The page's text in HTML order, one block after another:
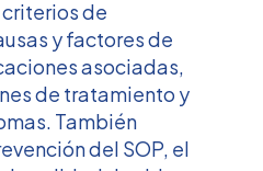
de
y factores de
asociadas,
de tratamiento y
También
del SOP, el